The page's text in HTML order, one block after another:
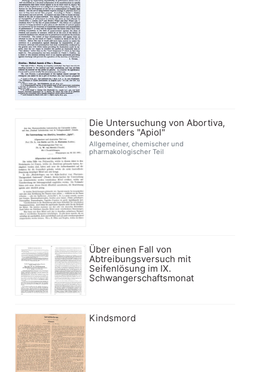
Die Untersuchung von Abortiva,
besonders "Apiol"
Allgemeiner, chemischer und
pharmakologischer Teil
Über einen Fall von
Abtreibungsversuch mit
Seifenlösung im IX.
Schwangerschaftsmonat
Kindsmord